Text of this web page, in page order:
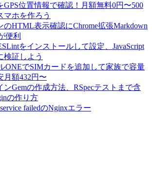
GPS位置情報で確認！月額無料0円〜500
マホを作ろう
のHTML表示確認にChrome拡張Markdown
便利
をインストールして設定、JavaScript
検証しよう
ONEでSIMカードを追加して家族で容量
月額432円〜
ンGemの作成方法、RSpecテストまで含
の作り方
failedのNginxエラー